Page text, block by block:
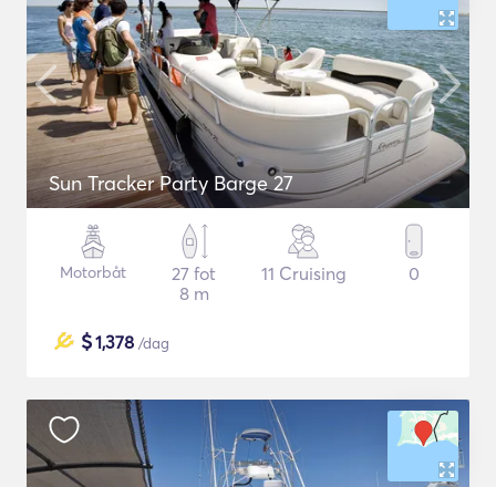
Sun Tracker Party Barge 27
Motorbåt
27 fot
8 m
11 Cruising 0
$1,378 /dag